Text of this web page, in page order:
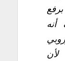
أنه
لأن